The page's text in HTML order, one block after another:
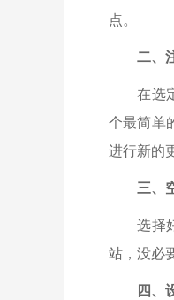
点。
二、
在选定
个最简单
进行新的
三、
选择好
站，没必
四、